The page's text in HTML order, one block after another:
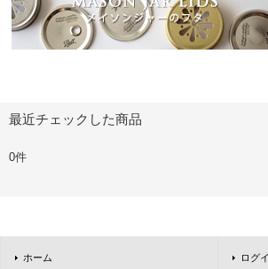
最近チェックした商品
0件
ホーム ログ